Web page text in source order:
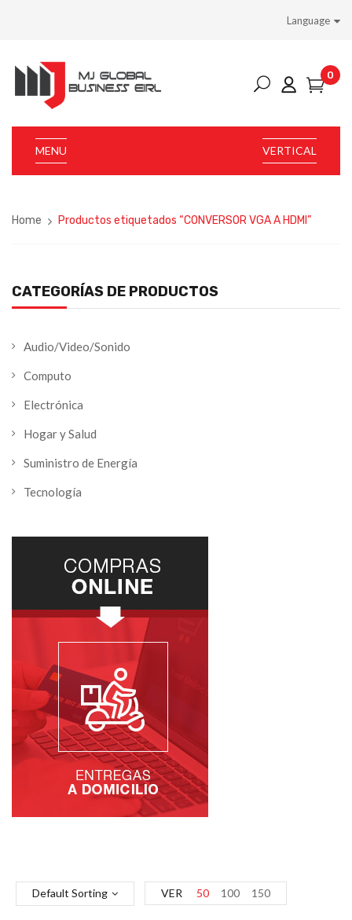
Language
0
VERTICAL
MENU
Home Productos etiquetados “CONVERSOR VGA A HDMI”
CATEGORÍAS DE PRODUCTOS
Audio/Video/Sonido
Computo
Electrónica
Hogar y Salud
Suministro de Energía
Tecnología
Default Sorting VER 50 100 150